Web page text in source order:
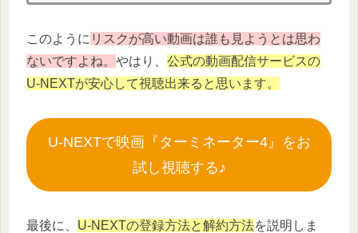
このように リスクが高い動画は誰も見ようとは思わ
ないですよね。 やはり、 公式の動画配信サービスの
U-NEXTが安心して視聴出来ると思います。
U-NEXTで映画『ターミネーター4』をお
試し視聴する♪
最後に、 U-NEXTの登録方法と解約方法を説明しま